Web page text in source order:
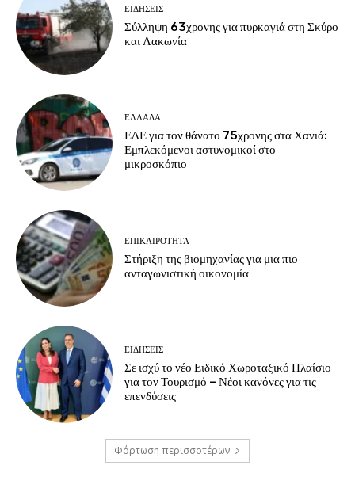
ΕΙΔΗΣΕΙΣ
Σύλληψη 63χρονης για πυρκαγιά στη Σκύρο
και Λακωνία
ΕΛΛΑΔΑ
ΕΔΕ για τον θάνατο 75χρονης στα Χανιά:
Εμπλεκόμενοι αστυνομικοί στο
μικροσκόπιο
ΕΠΙΚΑΙΡΟΤΗΤΑ
Στήριξη της βιομηχανίας για μια πιο
ανταγωνιστική οικονομία
ΕΙΔΗΣΕΙΣ
Σε ισχύ το νέο Ειδικό Χωροταξικό Πλαίσιο
για τον Τουρισμό – Νέοι κανόνες για τις
επενδύσεις
Φόρτωση περισσοτέρων